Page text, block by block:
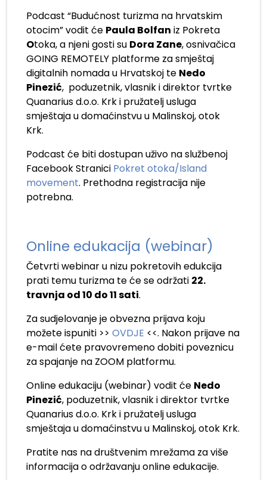
Podcast “Budućnost turizma na hrvatskim
otocim” vodit će Paula Bolfan iz Pokreta
Otoka, a njeni gosti su Dora Zane, osnivačica
GOING REMOTELY platforme za smještaj
digitalnih nomada u Hrvatskoj te Nedo
Pinezić, poduzetnik, vlasnik i direktor tvrtke
Quanarius d.o.o. Krk i pružatelj usluga
smještaja u domaćinstvu u Malinskoj, otok
Krk.
Podcast će biti dostupan uživo na službenoj
Facebook Stranici Pokret otoka/Island
movement. Prethodna registracija nije
potrebna.
Online edukacija (webinar)
Četvrti webinar u nizu pokretovih edukcija
prati temu turizma te će se održati 22.
travnja od 10 do 11 sati.
Za sudjelovanje je obvezna prijava koju
možete ispuniti >> OVDJE <<. Nakon prijave na
e-mail ćete pravovremeno dobiti poveznicu
za spajanje na ZOOM platformu.
Online edukaciju (webinar) vodit će Nedo
Pinezić, poduzetnik, vlasnik i direktor tvrtke
Quanarius d.o.o. Krk i pružatelj usluga
smještaja u domaćinstvu u Malinskoj, otok Krk.
Pratite nas na društvenim mrežama za više
informacija o održavanju online edukacije.